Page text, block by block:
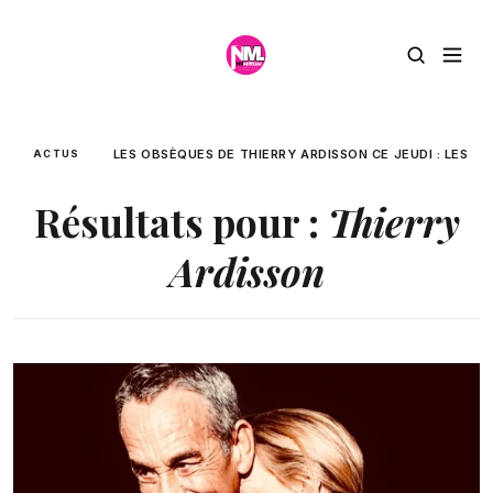
ACTUS LES OBSÈQUES DE THIERRY ARDISSON CE JEUDI : LES
Résultats pour : Thierry
Ardisson